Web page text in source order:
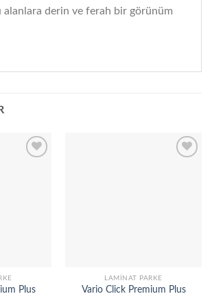
alanlara derin ve ferah bir görünüm
Plus
LAMINAT PARKE
Vario Click Premium Plus